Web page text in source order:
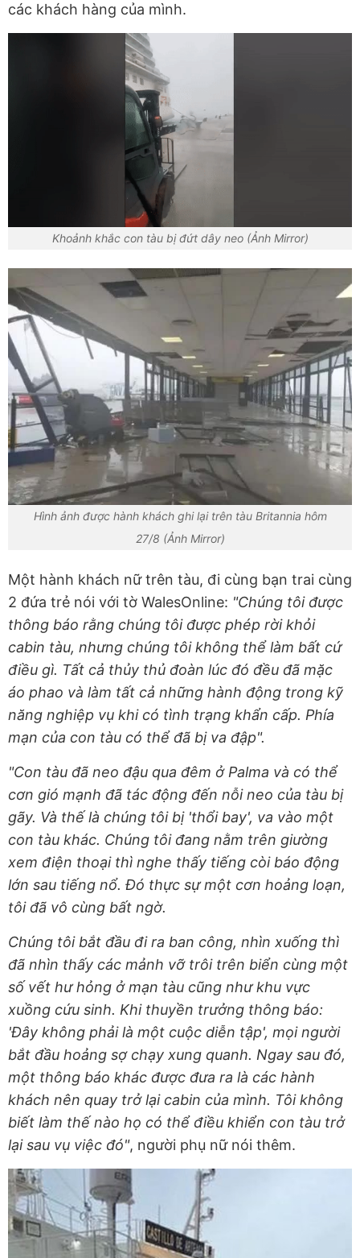
các khách hàng của mình.
Khoảnh khắc con tàu bị đứt dây neo (Ảnh Mirror)
Hình ảnh được hành khách ghi lại trên tàu Britannia hôm
27/8 (Ảnh Mirror)
Một hành khách nữ trên tàu, đi cùng bạn trai cùng
2 đứa trẻ nói với tờ WalesOnline: "Chúng tôi được
thông báo rằng chúng tôi được phép rời khỏi
cabin tàu, nhưng chúng tôi không thể làm bất cứ
điều gì. Tất cả thủy thủ đoàn lúc đó đều đã mặc
áo phao và làm tất cả những hành động trong kỹ
năng nghiệp vụ khi có tình trạng khẩn cấp. Phía
mạn của con tàu có thể đã bị va đập".
"Con tàu đã neo đậu qua đêm ở Palma và có thể
cơn gió mạnh đã tác động đến nỗi neo của tàu bị
gãy. Và thế là chúng tôi bị 'thổi bay', va vào một
con tàu khác. Chúng tôi đang nằm trên giường
xem điện thoại thì nghe thấy tiếng còi báo động
lớn sau tiếng nổ. Đó thực sự một cơn hoảng loạn,
tôi đã vô cùng bất ngờ.
Chúng tôi bắt đầu đi ra ban công, nhìn xuống thì
đã nhìn thấy các mảnh vỡ trôi trên biển cùng một
số vết hư hỏng ở mạn tàu cũng như khu vực
xuồng cứu sinh. Khi thuyền trưởng thông báo:
'Đây không phải là một cuộc diễn tập', mọi người
bắt đầu hoảng sợ chạy xung quanh. Ngay sau đó,
một thông báo khác được đưa ra là các hành
khách nên quay trở lại cabin của mình. Tôi không
biết làm thế nào họ có thể điều khiển con tàu trở
lại sau vụ việc đó", người phụ nữ nói thêm.